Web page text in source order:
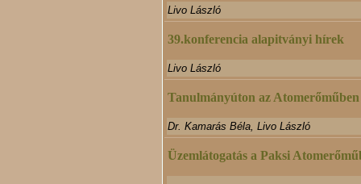
Livo László
39.konferencia alapitványi hírek
Livo László
Tanulmányúton az Atomerőműben
Dr. Kamarás Béla, Livo László
Üzemlátogatás a Paksi